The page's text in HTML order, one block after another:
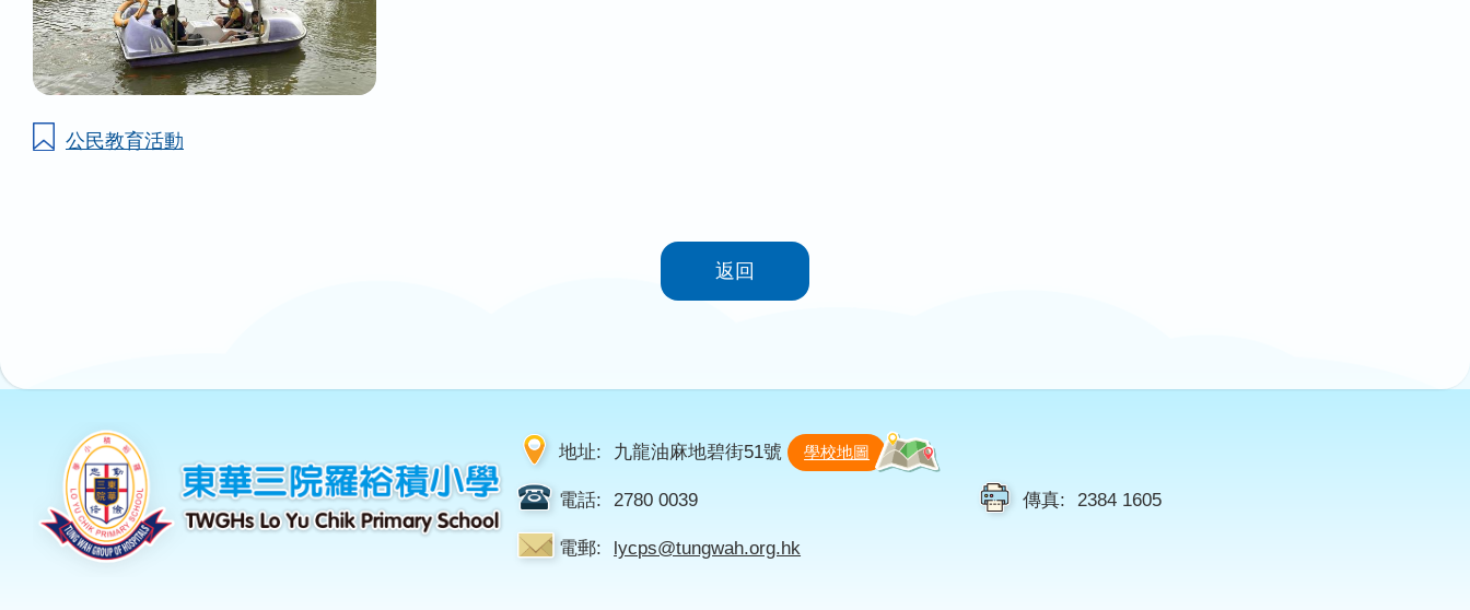
公民教育活動
返回
地址: 九龍油麻地碧街51號 學校地圖
電話: 2780 0039 傳真: 2384 1605
電郵: lycps@tungwah.org.hk